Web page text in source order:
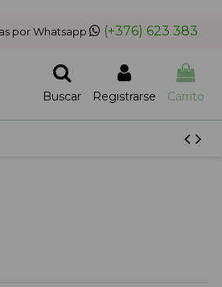
por Whatsapp (+376) 623 383
Buscar Registrarse Carrito